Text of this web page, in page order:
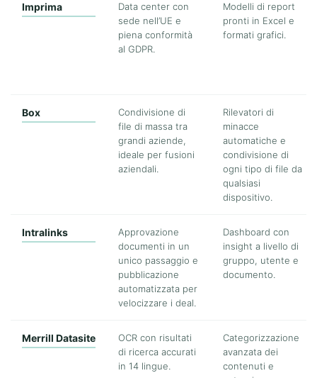
Imprima
Data center con
sede nell’UE e
piena conformità
al GDPR.
Modelli di report
pronti in Excel e
formati grafici.
Box
Condivisione di
file di massa tra
grandi aziende,
ideale per fusioni
aziendali.
Rilevatori di
minacce
automatiche e
condivisione di
ogni tipo di file da
qualsiasi
dispositivo.
Intralinks
Approvazione
documenti in un
unico passaggio e
pubblicazione
automatizzata per
velocizzare i deal.
Dashboard con
insight a livello di
gruppo, utente e
documento.
Merrill Datasite
OCR con risultati
di ricerca accurati
in 14 lingue.
Categorizzazione
avanzata dei
contenuti e